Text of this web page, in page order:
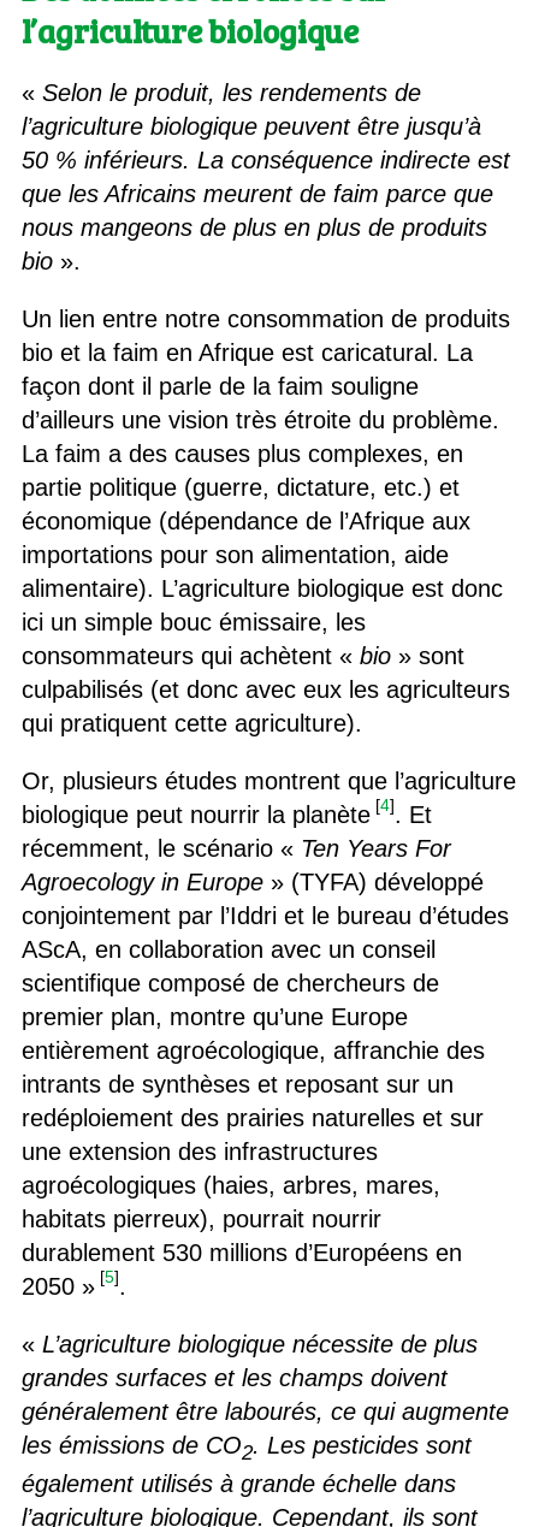
l’agriculture biologique
« Selon le produit, les rendements de
l’agriculture biologique peuvent être jusqu’à
50 % inférieurs. La conséquence indirecte est
que les Africains meurent de faim parce que
nous mangeons de plus en plus de produits
bio».
Un lien entre notre consommation de produits
bio et la faim en Afrique est caricatural. La
façon dont il parle de la faim souligne
d’ailleurs une vision très étroite du problème.
La faim a des causes plus complexes, en
partie politique (guerre, dictature, etc.) et
économique (dépendance de l’Afrique aux
importations pour son alimentation, aide
alimentaire). L’agriculture biologique est donc
ici un simple bouc émissaire, les
consommateurs qui achètent « bio» sont
culpabilisés (et donc avec eux les agriculteurs
qui pratiquent cette agriculture).
Or, plusieurs études montrent que l’agriculture
biologique peut nourrir la planète [4]. Et
récemment, le scénario « Ten Years For
Agroecology in Europe» (TYFA) développé
conjointement par l’Iddri et le bureau d’études
AScA, en collaboration avec un conseil
scientifique composé de chercheurs de
premier plan, montre qu’une Europe
entièrement agroécologique, affranchie des
intrants de synthèses et reposant sur un
redéploiement des prairies naturelles et sur
une extension des infrastructures
agroécologiques (haies, arbres, mares,
habitats pierreux), pourrait nourrir
durablement 530 millions d’Européens en
2050 » [5].
« L’agriculture biologique nécessite de plus
grandes surfaces et les champs doivent
généralement être labourés, ce qui augmente
les émissions de CO2. Les pesticides sont
également utilisés à grande échelle dans
l’agriculture biologique. Cependant, ils sont